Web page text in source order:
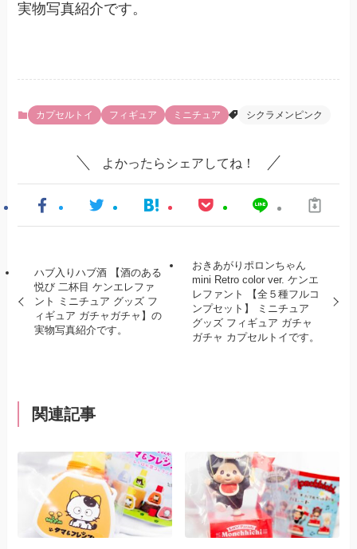
実物写真紹介です。
カプセルトイ フィギュア ミニチュア シクラメンピンク
よかったらシェアしてね！
ハブ入りハブ酒 【酒のある
悦び 二杯目 ケンエレファ
ント ミニチュア グッズ フ
ィギュア ガチャガチャ】の
実物写真紹介です。
おきあがりポロンちゃん
mini Retro color ver. ケンエ
レファント 【全５種フルコ
ンプセット】 ミニチュア
グッズ フィギュア ガチャ
ガチャ カプセルトイです。
関連記事